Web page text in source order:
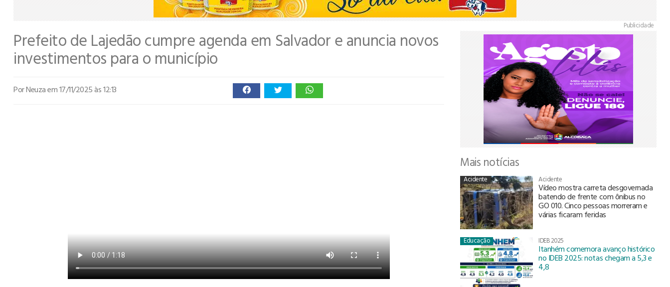
Prefeito de Lajedão cumpre agenda em Salvador e anuncia novos
investimentos para o município
Por Neuzaem 17/11/2025 às 12:13
Publicidade
Mais notícias
Acidente Acidente
Vídeo mostra carreta desgovernada
batendo de frente com ônibus no
GO 010. Cinco pessoas morreram e
várias ficaram feridas
Educação IDEB 2025
Itanhém comemora avanço histórico
no IDEB 2025: notas chegam a 5,3 e
4,8